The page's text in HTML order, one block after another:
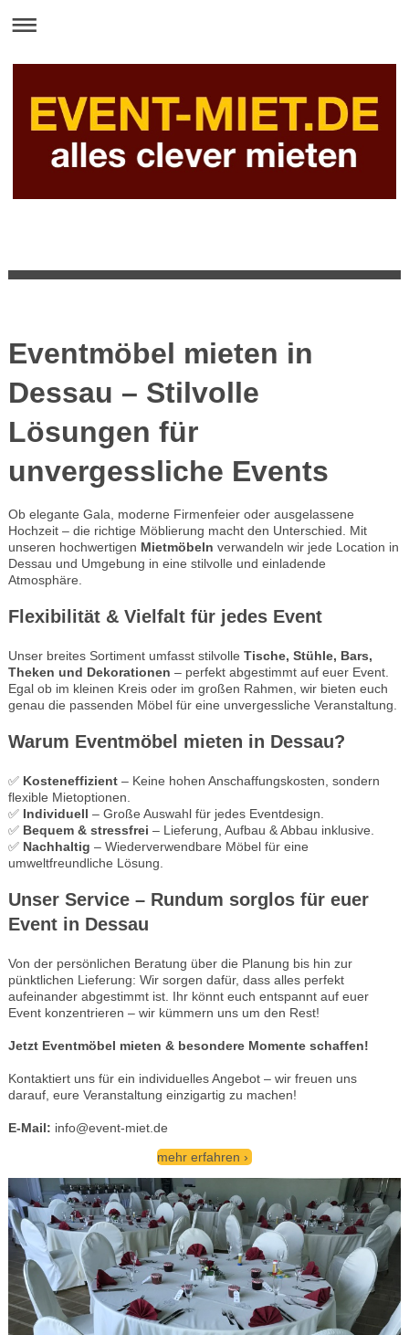
Eventmöbel mieten in
Dessau – Stilvolle
Lösungen für
unvergessliche Events
Ob elegante Gala, moderne Firmenfeier oder ausgelassene
Hochzeit – die richtige Möblierung macht den Unterschied. Mit
unseren hochwertigen Mietmöbeln verwandeln wir jede Location in
Dessau und Umgebung in eine stilvolle und einladende
Atmosphäre.
Flexibilität & Vielfalt für jedes Event
Unser breites Sortiment umfasst stilvolle Tische, Stühle, Bars,
Theken und Dekorationen – perfekt abgestimmt auf euer Event.
Egal ob im kleinen Kreis oder im großen Rahmen, wir bieten euch
genau die passenden Möbel für eine unvergessliche Veranstaltung.
Warum Eventmöbel mieten in Dessau?
✅ Kosteneffizient– Keine hohen Anschaffungskosten, sondern
flexible Mietoptionen.
✅ Individuell – Große Auswahl für jedes Eventdesign.
✅ Bequem & stressfrei – Lieferung, Aufbau & Abbau inklusive.
✅ Nachhaltig – Wiederverwendbare Möbel für eine
umweltfreundliche Lösung.
Unser Service – Rundum sorglos für euer
Event in Dessau
Von der persönlichen Beratung über die Planung bis hin zur
pünktlichen Lieferung: Wir sorgen dafür, dass alles perfekt
aufeinander abgestimmt ist. Ihr könnt euch entspannt auf euer
Event konzentrieren – wir kümmern uns um den Rest!
Jetzt Eventmöbel mieten & besondere Momente schaffen!
Kontaktiert uns für ein individuelles Angebot – wir freuen uns
darauf, eure Veranstaltung einzigartig zu machen!
E-Mail: info@event-miet.de
mehr erfahren